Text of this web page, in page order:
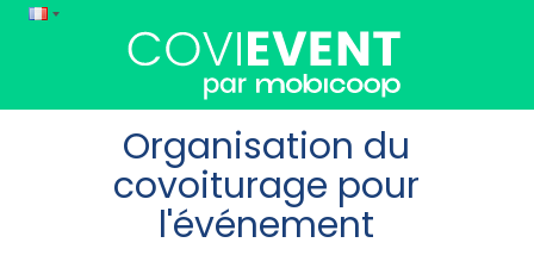
Organisation du
covoiturage pour
l'événement